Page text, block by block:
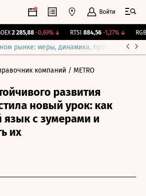
Войти
2 285,88 -0,69%↓ RTSI 884,56 -1,27%↓ RGBI
рынке: меры, динамика, прогнозы
компаний / METRO
развития
новый урок: как
с зумерами и
их